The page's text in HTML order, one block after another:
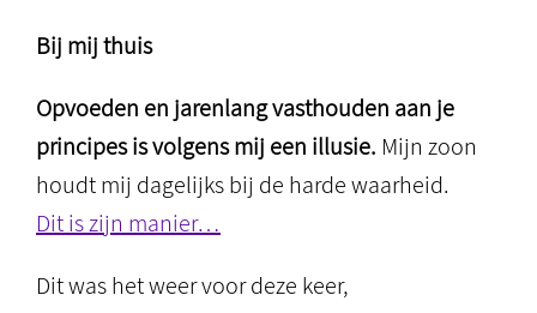
Bij mij thuis
Opvoeden en jarenlang vasthouden aan je
principes is volgens mij een illusie. Mijn zoon
houdt mij dagelijks bij de harde waarheid.
Dit is zijn manier…
Dit was het weer voor deze keer,